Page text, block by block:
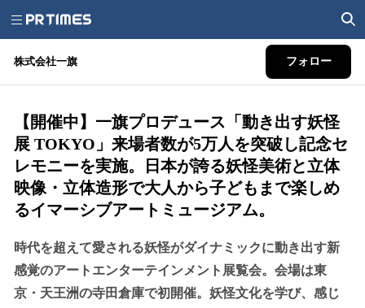
株式会社一旗 フォロー
【開催中】一旗プロデュース「動き出す妖怪
展 TOKYO」来場者数が5万人を突破し記念セ
レモニーを実施。日本が誇る妖怪美術と立体
映像・立体造形で大人から子どもまで楽しめ
るイマーシブアートミュージアム。
時代を超えて愛される妖怪がダイナミックに動き出す新
感覚のアートエンターテインメント展覧会。会場は東
京・天王洲の寺田倉庫で初開催。妖怪文化を学び、感じ